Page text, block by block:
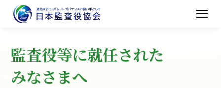
監査役等に就任された
みなさまへ